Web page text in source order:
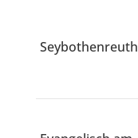
Seybothenreuth